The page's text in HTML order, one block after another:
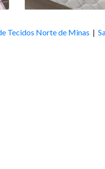
Tecidos Norte de Minas |